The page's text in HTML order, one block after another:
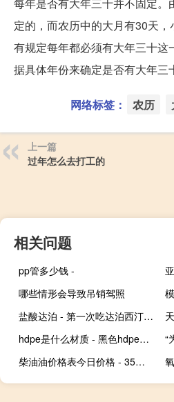
每年是否有大年三十并不固定。
定的，而农历中的大月有30天
有规定每年都必须有大年三十这
据具体年份来确定是否有大年三
网络标签： 农历
上一篇
过年怎么去打工的
相关问题
pp管多少钱 -
哪些情形会导致吊销驾照
盐酸达泊 - 第一次吃达泊西汀能延时多久
hdpe是什么材质 - 黑色hdpe是什么材料
“
柴油油价格表今日价格 - 35号柴油价格最新价格查询